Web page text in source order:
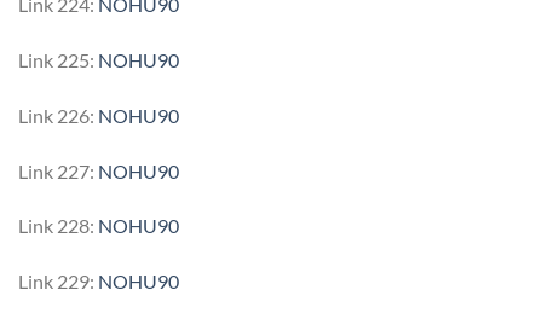
Link 225: NOHU90
Link 226: NOHU90
Link 227: NOHU90
Link 228: NOHU90
Link 229: NOHU90